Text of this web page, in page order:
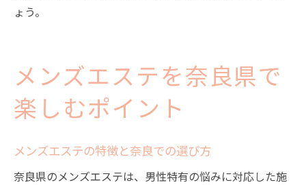
ょう。
メンズエステを奈良県で
楽しむポイント
メンズエステの特徴と奈良での選び方
奈良県のメンズエステは、男性特有の悩みに対応した施